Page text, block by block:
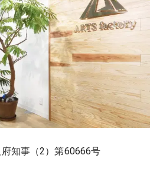
知事（2）第60666号